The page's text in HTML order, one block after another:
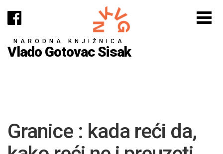
NARODNA KNJIŽNICA
Vlado Gotovac Sisak
Granice : kada reći da,